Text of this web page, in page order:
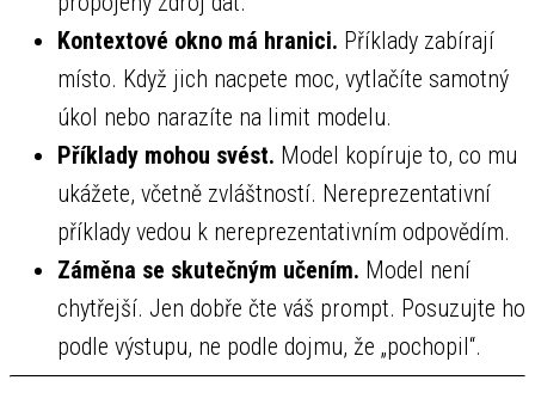
Kontextové okno má hranici. Příklady zabírají
místo. Když jich nacpete moc, vytlačíte samotný
úkol nebo narazíte na limit modelu.
Příklady mohou svést. Model kopíruje to, co mu
ukážete, včetně zvláštností. Nereprezentativní
příklady vedou k nereprezentativním odpovědím.
Záměna se skutečným učením. Model není
chytřejší. Jen dobře čte váš prompt. Posuzujte ho
podle výstupu, ne podle dojmu, že „pochopil“.